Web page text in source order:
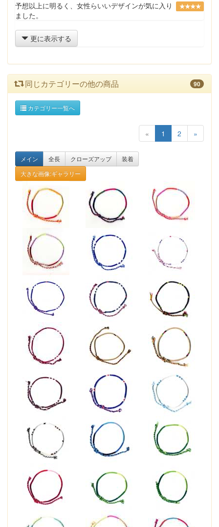
★★★★
予想以上に明るく、女性らいいデザインが気に入り
ました。
更に表示する
同じカテゴリーの他の商品 90
カテゴリー一覧へ
« 1 2 »
メイン 全長 クローズアップ
装着
大きな画像:ギャラリー